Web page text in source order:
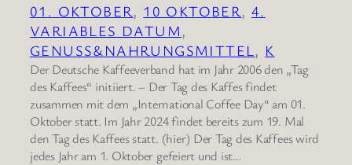
01. OKTOBER, 10 OKTOBER, 4.
VARIABLES DATUM
GENUSS&NAHRUNGSMITTEL , K
Der Deutsche Kaffeeverband hat im Jahr 2006 den „Tag
des Kaffees“ initiiert. – Der Tag des Kaffes findet
zusammen mit dem „International Coffee Day“ am 01.
Oktober statt. Im Jahr 2024 findet bereits zum 19. Mal
den Tag des Kaffees statt. (hier) Der Tag des Kaffees wird
jedes Jahr am 1. Oktober gefeiert und ist…